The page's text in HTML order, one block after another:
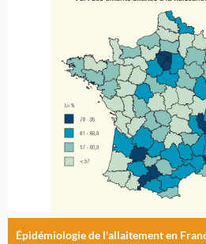
Épidémiologie de l'allaitement en